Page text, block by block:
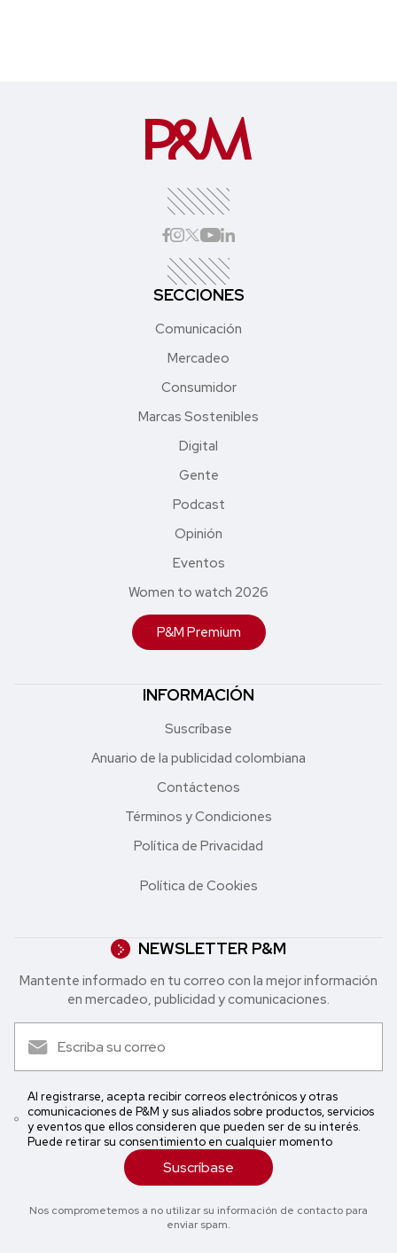
SECCIONES
Comunicación
Mercadeo
Consumidor
Marcas Sostenibles
Digital
Gente
Podcast
Opinión
Eventos
Women to watch 2026
P&M Premium
INFORMACIÓN
Suscríbase
Anuario de la publicidad colombiana
Contáctenos
Términos y Condiciones
Política de Privacidad
Política de Cookies
NEWSLETTER P&M
Mantente informado en tu correo con la mejor in formación
en mercadeo, publicidad y comunicaciones.
Al registrarse, acepta recibir correos electrónicos y otras
comunicaciones de P&M y sus aliados sobre productos, servicios
y eventos que ellos consideren que pueden ser de su interés.
Puede retirar su consentimiento en cualquier momento
Suscríbase
Nos comprometemos a no utilizar su información de contacto para
enviar spam.